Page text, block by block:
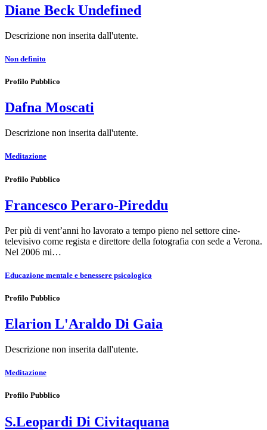
Diane Beck Undefined
Descrizione non inserita dall'utente.
Non definito
Profilo Pubblico
Dafna Moscati
Descrizione non inserita dall'utente.
Meditazione
Profilo Pubblico
Francesco Peraro-Pireddu
Per più di vent’anni ho lavorato a tempo pieno nel settore cine-
televisivo come regista e direttore della fotografia con sede a Verona.
Nel 2006 mi…
Educazione mentale e benessere psicologico
Profilo Pubblico
Elarion L'Araldo Di Gaia
Descrizione non inserita dall'utente.
Meditazione
Profilo Pubblico
S.Leopardi Di Civitaquana